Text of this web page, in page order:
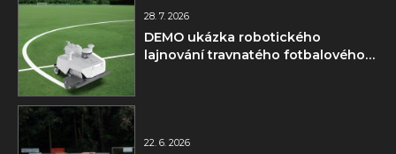
28. 7. 2026
DEMO ukázka robotického
lajnování travnatého fotbalového
22. 6. 2026